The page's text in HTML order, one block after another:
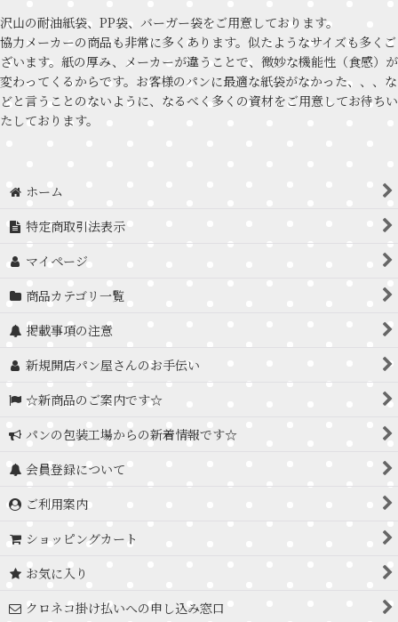
沢山の耐油紙袋、PP袋、バーガー袋をご用意しております。
協力メーカーの商品も非常に多くあります。似たようなサイズも多くご
ざいます。紙の厚み、メーカーが違うことで、微妙な機能性（食感）が
変わってくるからです。お客様のパンに最適な紙袋がなかった、、、な
どと言うことのないように、なるべく多くの資材をご用意してお待ちい
たしております。
ホーム
特定商取引法表示
マイページ
商品カテゴリ一覧
掲載事項の注意
新規開店パン屋さんのお手伝い
☆新商品のご案内です☆
パンの包装工場からの新着情報です☆
会員登録について
ご利用案内
ショッピングカート
お気に入り
クロネコ掛け払いへの申し込み窓口